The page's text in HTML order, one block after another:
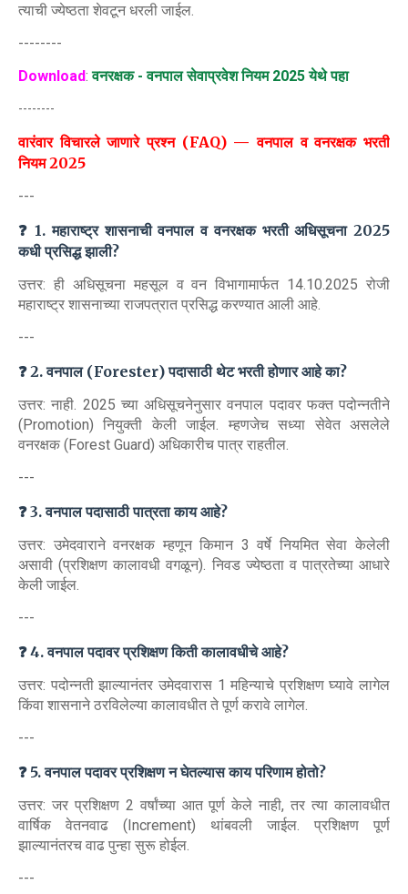
त्याची ज्येष्ठता शेवटून धरली जाईल.
--------
Download:वनरक्षक - वनपाल सेवाप्रवेश नियम 2025 येथे पहा
--------
वारंवार विचारले जाणारे प्रश्न (FAQ) — वनपाल व वनरक्षक भरती
नियम 2025
---
❓ 1. महाराष्ट्र शासनाची वनपाल व वनरक्षक भरती अधिसूचना 2025
कधी प्रसिद्ध झाली?
उत्तर: ही अधिसूचना महसूल व वन विभागामार्फत 14.10.2025 रोजी
महाराष्ट्र शासनाच्या राजपत्रात प्रसिद्ध करण्यात आली आहे.
---
❓ 2. वनपाल (Forester) पदासाठी थेट भरती होणार आहे का?
उत्तर: नाही. 2025 च्या अधिसूचनेनुसार वनपाल पदावर फक्त पदोन्नतीने
(Promotion) नियुक्ती केली जाईल. म्हणजेच सध्या सेवेत असलेले
वनरक्षक (Forest Guard) अधिकारीच पात्र राहतील.
---
❓ 3. वनपाल पदासाठी पात्रता काय आहे?
उत्तर: उमेदवाराने वनरक्षक म्हणून किमान 3 वर्षे नियमित सेवा केलेली
असावी (प्रशिक्षण कालावधी वगळून). निवड ज्येष्ठता व पात्रतेच्या आधारे
केली जाईल.
---
❓ 4. वनपाल पदावर प्रशिक्षण किती कालावधीचे आहे?
उत्तर: पदोन्नती झाल्यानंतर उमेदवारास 1 महिन्याचे प्रशिक्षण घ्यावे लागेल
किंवा शासनाने ठरविलेल्या कालावधीत ते पूर्ण करावे लागेल.
---
❓ 5. वनपाल पदावर प्रशिक्षण न घेतल्यास काय परिणाम होतो?
उत्तर: जर प्रशिक्षण 2 वर्षांच्या आत पूर्ण केले नाही, तर त्या कालावधीत
वार्षिक वेतनवाढ (Increment) थांबवली जाईल. प्रशिक्षण पूर्ण
झाल्यानंतरच वाढ पुन्हा सुरू होईल.
---